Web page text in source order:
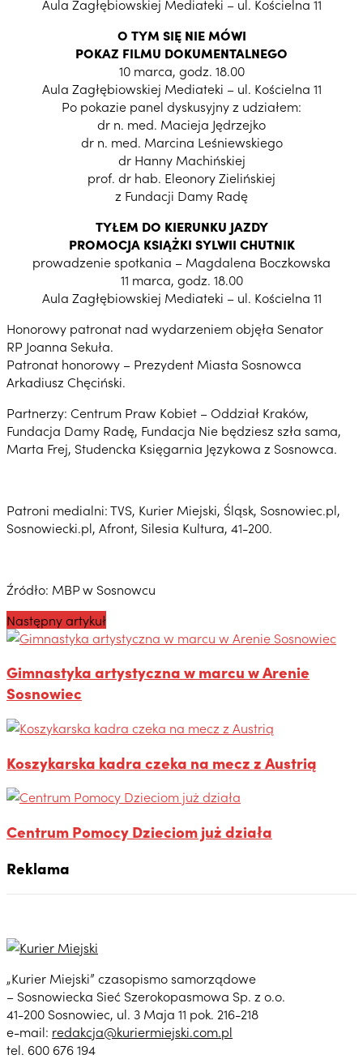
Aula Zagłębiowskiej Mediateki – ul. Kościelna 11
O TYM SIĘ NIE MÓWI
POKAZ FILMU DOKUMENTALNEGO
10 marca, godz. 18.00
Aula Zagłębiowskiej Mediateki – ul. Kościelna 11
Po pokazie panel dyskusyjny z udziałem:
dr n. med. Macieja Jędrzejko
dr n. med. Marcina Leśniewskiego
dr Hanny Machińskiej
prof. dr hab. Eleonory Zielińskiej
z Fundacji Damy Radę
TYŁEM DO KIERUNKU JAZDY
PROMOCJA KSIĄŻKI SYLWII CHUTNIK
prowadzenie spotkania – Magdalena Boczkowska
11 marca, godz. 18.00
Aula Zagłębiowskiej Mediateki – ul. Kościelna 11
Honorowy patronat nad wydarzeniem objęła Senator
RP Joanna Sekuła.
Patronat honorowy – Prezydent Miasta Sosnowca
Arkadiusz Chęciński.
Partnerzy: Centrum Praw Kobiet – Oddział Kraków,
Fundacja Damy Radę, Fundacja Nie będziesz szła sama,
Marta Frej, Studencka Księgarnia Językowa z Sosnowca.
Patroni medialni: TVS, Kurier Miejski, Śląsk, Sosnowiec.pl,
Sosnowiecki.pl, Afront, Silesia Kultura, 41-200.
Źródło: MBP w Sosnowcu
Następny artykuł
Gimnastyka artystyczna w marcu w Arenie
Sosnowiec
Koszykarska kadra czeka na mecz z Austrią
Centrum Pomocy Dzieciom już działa
Reklama
„Kurier Miejski” czasopismo samorządowe
– Sosnowiecka Sieć Szerokopasmowa Sp. z o.o.
41-200 Sosnowiec, ul. 3 Maja 11 pok. 216-218
e-mail: redakcja@kuriermiejski.com.pl
tel. 600 676 194